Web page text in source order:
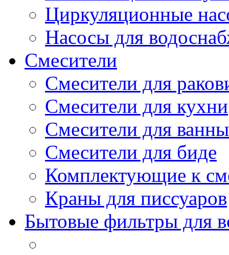
Циркуляционные
Насосы для
Смесители
Смесители для
Смесители для кухни
Смесители для
Смесители для биде
Комплектующие к
Краны для писсуаров
Бытовые фильтры для